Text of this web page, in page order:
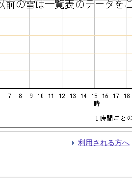
利用される方へ